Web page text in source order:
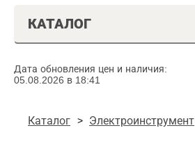
КАТАЛОГ
Дата обновления цен и наличия:
05.08.2026 в 18:41
Каталог Электроинструмент